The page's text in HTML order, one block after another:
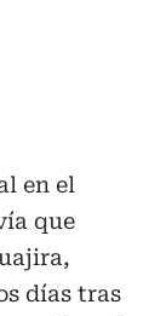
en el
que
días tras